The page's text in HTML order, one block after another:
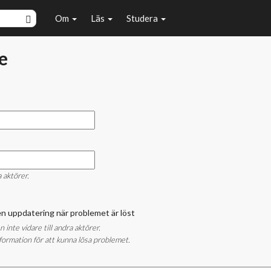
Om Läs Studera
aktörer.
uppdatering när problemet är löst
inte vidare till andra aktörer.
för att kunna lösa problemet.